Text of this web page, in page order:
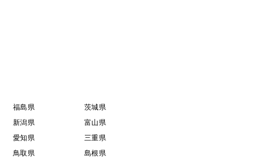
福島県
茨城県
新潟県
富山県
愛知県
三重県
鳥取県
島根県